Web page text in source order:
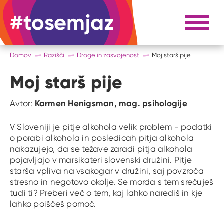
#tosemjaz #to sem jaz Razpri
Domov Razišči Droge in zasvojenost Moj starš pije
Moj starš pije
Avtor: Karmen Henigsman, mag. psihologije
V Sloveniji je pitje alkohola velik problem - podatki
o porabi alkohola in posledicah pitja alkohola
nakazujejo, da se težave zaradi pitja alkohola
pojavljajo v marsikateri slovenski družini. Pitje
starša vpliva na vsakogar v družini, saj povzroča
stresno in negotovo okolje. Se morda s tem srečuješ
tudi ti? Preberi več o tem, kaj lahko narediš in kje
lahko poiščeš pomoč.